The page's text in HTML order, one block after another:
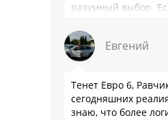
разумный выбор.
Евгений
Тенет Евро 6,
сегодняшних
знаю, что более